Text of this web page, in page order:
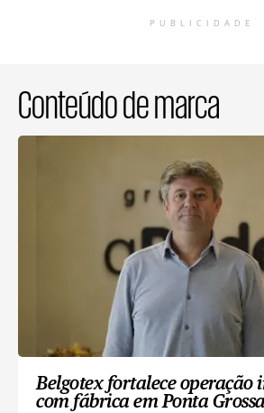
PUBLICIDADE
Conteúdo de marca
Belgotex fortalece operação
com fábrica em Ponta Grossa